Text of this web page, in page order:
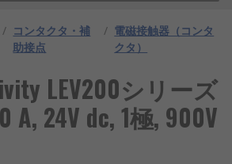
/ コンタクタ・補
助接点
/ 電磁接触器（コンタ
クタ）
LEV200シリーズ
A, 24V dc, 1極, 900V